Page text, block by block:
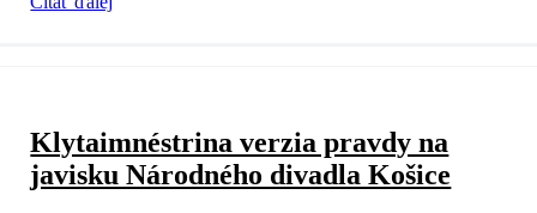
Klytaimnéstrina verzia pravdy na
javisku Národného divadla Košice